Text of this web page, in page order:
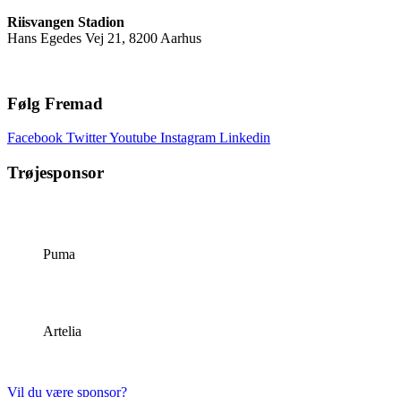
Riisvangen Stadion
Hans Egedes Vej 21, 8200 Aarhus
Følg Fremad
Facebook TwitterYoutube Instagram Linkedin
Trøjesponsor
Puma
Artelia
Vil du være sponsor?